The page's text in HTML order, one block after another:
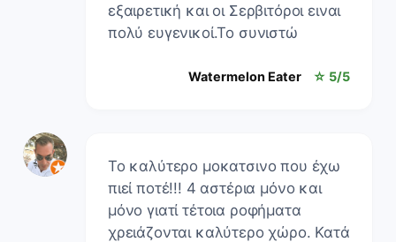
εξαιρετική και οι Σερβιτόροι ειναι
πολύ ευγενικοί.Το συνιστώ
Watermelon Eater ☆ 5/5
Το καλύτερο μοκατσινο που έχω
πιεί ποτέ!!! 4 αστέρια μόνο και
μόνο γιατί τέτοια ροφήματα
χρειάζονται καλύτερο χώρο. Κατά